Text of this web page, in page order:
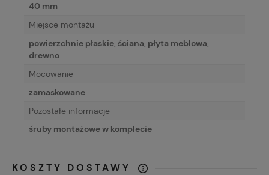
40 mm
Miejsce montażu
powierzchnie płaskie, ściana, płyta meblowa,
drewno
Mocowanie
zamaskowane
Pozostałe informacje
śruby montażowe w komplecie
KOSZTY DOSTAWY